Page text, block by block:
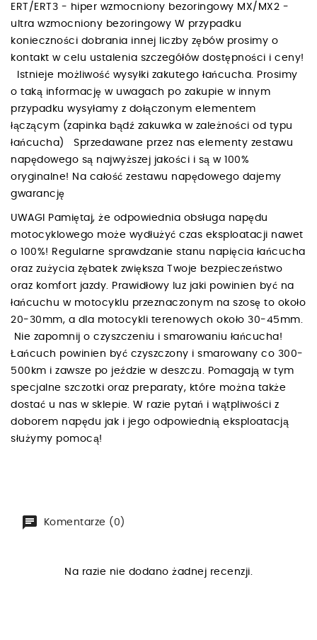
ERT/ERT3 - hiper wzmocniony bezoringowy MX/MX2 -
ultra wzmocniony bezoringowy W przypadku
konieczności dobrania innej liczby zębów prosimy o
kontakt w celu ustalenia szczegółów dostępności i ceny!
Istnieje możliwość wysyłki zakutego łańcucha. Prosimy
o taką informację w uwagach po zakupie w innym
przypadku wysyłamy z dołączonym elementem
łączącym (zapinka bądź zakuwka w zależności od typu
łańcucha) Sprzedawane przez nas elementy zestawu
napędowego są najwyższej jakości i są w 100%
oryginalne! Na całość zestawu napędowego dajemy
gwarancję
UWAGI Pamiętaj, że odpowiednia obsługa napędu
motocyklowego może wydłużyć czas eksploatacji nawet
o 100%! Regularne sprawdzanie stanu napięcia łańcucha
oraz zużycia zębatek zwiększa Twoje bezpieczeństwo
oraz komfort jazdy. Prawidłowy luz jaki powinien być na
łańcuchu w motocyklu przeznaczonym na szosę to około
20-30mm, a dla motocykli terenowych około 30-45mm.
Nie zapomnij o czyszczeniu i smarowaniu łańcucha!
Łańcuch powinien być czyszczony i smarowany co 300-
500km i zawsze po jeździe w deszczu. Pomagają w tym
specjalne szczotki oraz preparaty, które można także
dostać u nas w sklepie. W razie pytań i wątpliwości z
doborem napędu jak i jego odpowiednią eksploatacją
służymy pomocą!
Komentarze (0)
Na razie nie dodano żadnej recenzji.